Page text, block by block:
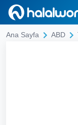
Ana Sayfa ABD